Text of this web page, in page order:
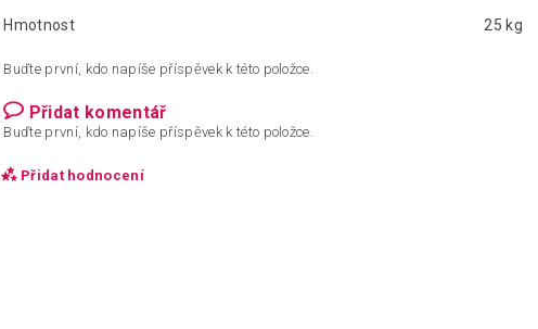
Hmotnost 25 kg
Buďte první, kdo napíše příspěvek k této položce.
Přidat komentář
Buďte první, kdo napíše příspěvek k této položce.
Přidat hodnocení